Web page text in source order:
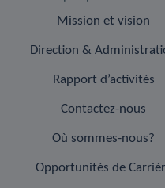
Mission et vision
Direction &
Rapport d’activités
Contactez-nous
Où sommes-nous?
Opportunités de